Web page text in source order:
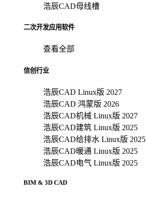
浩辰CAD母线槽
二次开发应用软件
查看全部
信创行业
浩辰CAD Linux版 2027
浩辰CAD 鸿蒙版 2026
浩辰CAD机械 Linux版 2027
浩辰CAD建筑 Linux版 2025
浩辰CAD给排水 Linux版 2025
浩辰CAD暖通 Linux版 2025
浩辰CAD电气 Linux版 2025
BIM & 3D CAD